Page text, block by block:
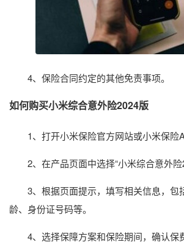
4、保险合同约定的其他免责事项。
如何购买小米综合意外险2024版
1、打开小米保险官方网站或小米保险
2、在产品页面中选择“小米综合意外险
3、根据页面提示，填写相关信息，包
龄、身份证号码等。
4、选择保障方案和保险期间，确认保